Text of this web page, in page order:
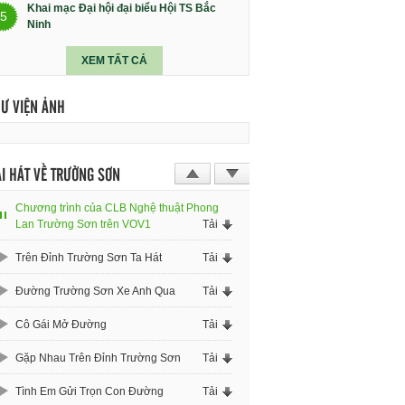
5
Khai mạc Đại hội đại biểu Hội TS Bắc
Ninh
XEM TẤT CẢ
VIỆN ẢNH
HÁT VỀ TRƯỜNG SƠN
Chương trình của CLB Nghệ thuật Phong
Lan Trường Sơn trên VOV1
Tải
Trên Đỉnh Trường Sơn Ta Hát Tải
Đường Trường Sơn Xe Anh Qua Tải
Cô Gái Mở Đường Tải
Gặp Nhau Trên Đỉnh Trường Sơn Tải
Tình Em Gửi Trọn Con Đường Tải